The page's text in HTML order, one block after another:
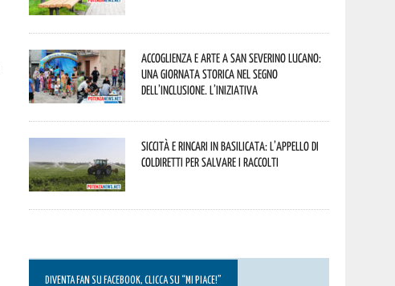
Accoglienza e arte a San Severino Lucano:
una giornata storica nel segno
dell’inclusione. L’iniziativa
Siccità e rincari in Basilicata: l’appello di
Coldiretti per salvare i raccolti
DIVENTA FAN SU FACEBOOK, CLICCA SU “MI PIACE!”